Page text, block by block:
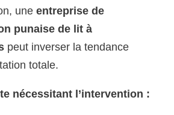
uneentreprise de
punaise de lit à
peut inverser la tendance
totale.
nécessitant l’intervention :